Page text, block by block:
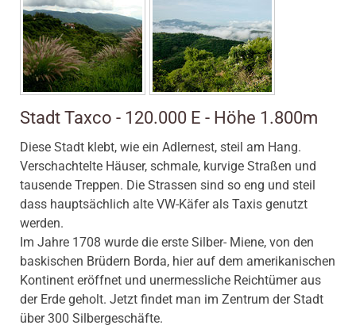
Stadt Taxco - 120.000 E - Höhe 1.800m
Diese Stadt klebt, wie ein Adlernest, steil am Hang.
Verschachtelte Häuser, schmale, kurvige Straßen und
tausende Treppen. Die Strassen sind so eng und steil
dass hauptsächlich alte VW-Käfer als Taxis genutzt
werden.
Im Jahre 1708 wurde die erste Silber- Miene, von den
baskischen Brüdern Borda, hier auf dem amerikanischen
Kontinent eröffnet und unermessliche Reichtümer aus
der Erde geholt. Jetzt findet man im Zentrum der Stadt
über 300 Silbergeschäfte.